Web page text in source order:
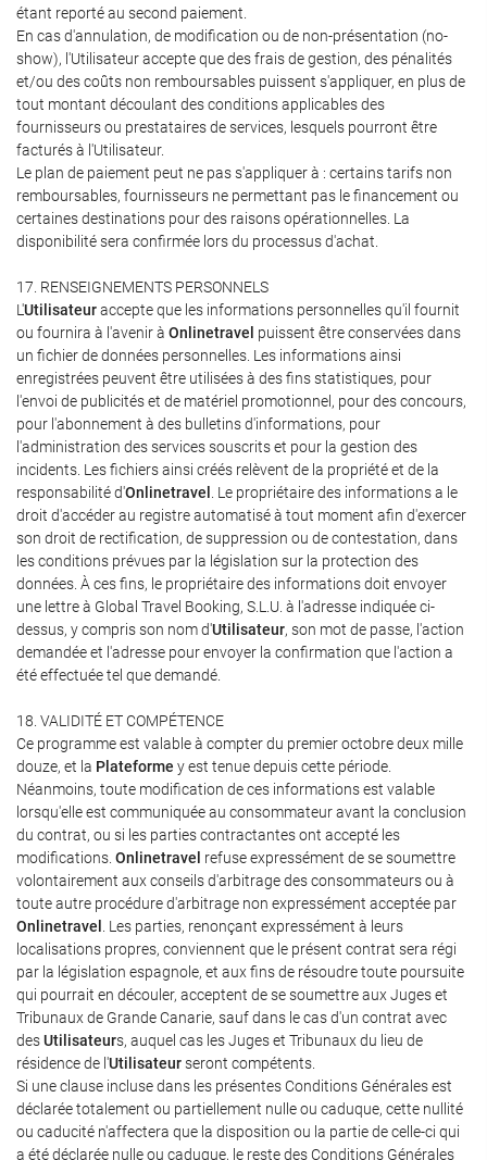
étant reporté au second paiement.
En cas d'annulation, de modification ou de non-présentation (no-
show), l'Utilisateur accepte que des frais de gestion, des pénalités
et/ou des coûts non remboursables puissent s'appliquer, en plus de
tout montant découlant des conditions applicables des
fournisseurs ou prestataires de services, lesquels pourront être
facturés à l'Utilisateur.
Le plan de paiement peut ne pas s'appliquer à : certains tarifs non
remboursables, fournisseurs ne permettant pas le financement ou
certaines destinations pour des raisons opérationnelles. La
disponibilité sera confirmée lors du processus d'achat.
17. RENSEIGNEMENTS PERSONNELS
L'Utilisateuraccepte que les informations personnelles qu'il fournit
ou fournira à l'avenir à Onlinetravel puissent être conservées dans
un fichier de données personnelles. Les informations ainsi
enregistrées peuvent être utilisées à des fins statistiques, pour
l'envoi de publicités et de matériel promotionnel, pour des concours,
pour l'abonnement à des bulletins d'informations, pour
l'administration des services souscrits et pour la gestion des
incidents. Les fichiers ainsi créés relèvent de la propriété et de la
responsabilité d'Onlinetravel
. Le propriétaire des informations a le
droit d'accéder au registre automatisé à tout moment afin d'exercer
son droit de rectification, de suppression ou de contestation, dans
les conditions prévues par la législation sur la protection des
données. À ces fins, le propriétaire des informations doit envoyer
une lettre à Global Travel Booking, S.L.U. à l'adresse indiquée ci-
dessus, y compris son nom d'Utilisateur, son mot de passe, l'action
demandée et l'adresse pour envoyer la confirmation que l'action a
été effectuée tel que demandé.
18. VALIDITÉ ET COMPÉTENCE
Ce programme est valable à compter du premier octobre deux mille
douze, et la Plateforme y est tenue depuis cette période.
Néanmoins, toute modification de ces informations est valable
lorsqu'elle est communiquée au consommateur avant la conclusion
du contrat, ou si les parties contractantes ont accepté les
modifications. Onlinetravel refuse expressément de se soumettre
volontairement aux conseils d'arbitrage des consommateurs ou à
toute autre procédure d'arbitrage non expressément acceptée par
Onlinetravel
. Les parties, renonçant expressément à leurs
localisations propres, conviennent que le présent contrat sera régi
par la législation espagnole, et aux fins de résoudre toute poursuite
qui pourrait en découler, acceptent de se soumettre aux Juges et
Tribunaux de Grande Canarie, sauf dans le cas d'un contrat avec
desUtilisateurs, auquel cas les Juges et Tribunaux du lieu de
résidence de l'Utilisateurseront compétents.
Si une clause incluse dans les présentes Conditions Générales est
déclarée totalement ou partiellement nulle ou caduque, cette nullité
ou caducité n'affectera que la disposition ou la partie de celle-ci qui
a été déclarée nulle ou caduque, le reste des Conditions Générales